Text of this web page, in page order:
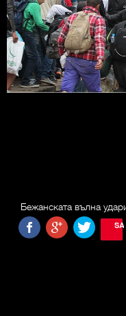
Бежанската вълна